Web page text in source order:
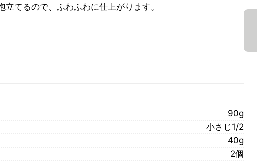
てるので、ふわふわに仕上がります。
90g
小さじ1/2
40g
2個